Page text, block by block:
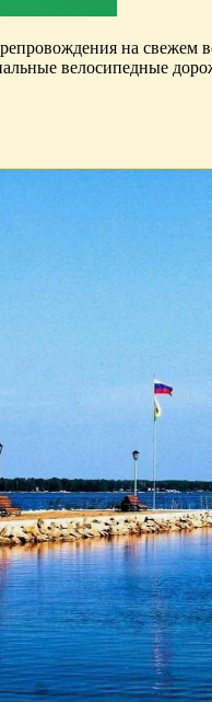
на
велосипедные